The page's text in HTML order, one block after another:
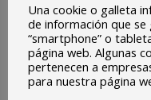
(8.30).
En breve os haremos
Un saludo
La Dirección
Una cookie o galleta
de información que
“smartphone” o
página web. Algunas
pertenecen a
para nuestra página